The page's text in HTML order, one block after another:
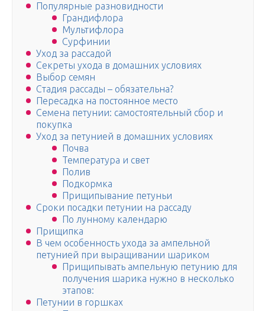
Популярные разновидности
Грандифлора
Мультифлора
Сурфинии
Уход за рассадой
Секреты ухода в домашних условиях
Выбор семян
Стадия рассады – обязательна?
Пересадка на постоянное место
Семена петунии: самостоятельный сбор и
покупка
Уход за петунией в домашних условиях
Почва
Температура и свет
Полив
Подкормка
Прищипывание петуньи
Сроки посадки петунии на рассаду
По лунному календарю
Прищипка
В чем особенность ухода за ампельной
петунией при выращивании шариком
Прищипывать ампельную петунию для
получения шарика нужно в несколько
этапов:
Петунии в горшках